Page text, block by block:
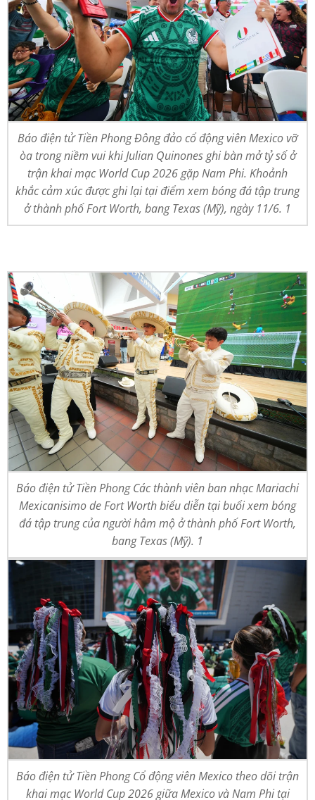
Báo điện tử Tiền Phong Đông đảo cổ động viên Mexico vỡ
òa trong niềm vui khi Julian Quinones ghi bàn mở tỷ số ở
trận khai mạc World Cup 2026 gặp Nam Phi. Khoảnh
khắc cảm xúc được ghi lại tại điểm xem bóng đá tập trung
ở thành phố Fort Worth, bang Texas (Mỹ), ngày 11/6. 1
Báo điện tử Tiền Phong Các thành viên ban nhạc Mariachi
Mexicanisimo de Fort Worth biểu diễn tại buổi xem bóng
đá tập trung của người hâm mộ ở thành phố Fort Worth,
bang Texas (Mỹ). 1
Báo điện tử Tiền Phong Cổ động viên Mexico theo dõi trận
khai mạc World Cup 2026 giữa Mexico và Nam Phi tại